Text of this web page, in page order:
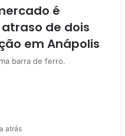
é
de dois
em Anápolis
barra de ferro.
atrás